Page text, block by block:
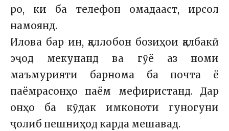
ро, ки ба телефон омадааст, ирсол
намоянд.
Илова бар ин, қаллобон бозиҳои қалбакӣ
эҷод мекунанд ва гӯё аз номи
маъмурияти барнома ба почта ё
паёмрасонҳо паём мефиристанд. Дар
онҳо ба кӯдак имконоти гуногуни
ҷолиб пешниҳод карда мешавад.